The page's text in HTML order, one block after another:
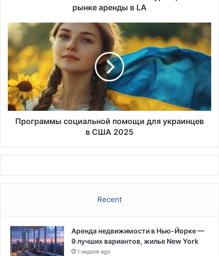
рынке аренды в LA
Программы
социальной
помощи
для
украинцев
в
США
2025
Программы социальной помощи для украинцев
в США 2025
Recent
Аренда недвижимости в Нью-Йорке —
9 лучших вариантов, жилье New York
1 неделя ago